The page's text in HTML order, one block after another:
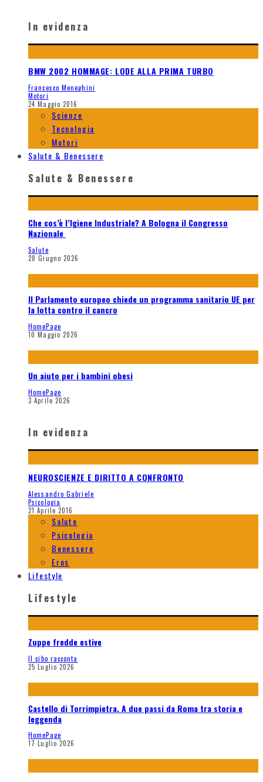
In evidenza
BMW 2002 HOMMAGE: LODE ALLA PRIMA TURBO
Francesco Meneghini
Motori
24 Maggio 2016
Scienze
Tecnologia
Motori
Salute & Benessere
Salute & Benessere
Che cos’è l’Igiene Industriale? A Bologna il Congresso
Nazionale
Salute
28 Giugno 2026
Il Parlamento europeo chiede un programma sanitario UE per
la lotta contro il cancro
HomePage
10 Maggio 2026
Un aiuto per i bambini obesi
HomePage
3 Aprile 2026
In evidenza
NEUROSCIENZE E DIRITTO A CONFRONTO
Alessandro Gabriele
Psicologia
21 Aprile 2016
Salute
Psicologia
Benessere
Eros
Lifestyle
Lifestyle
Zuppe fredde estive
Il cibo racconta
25 Luglio 2026
Castello di Torrimpietra. A due passi da Roma tra storia e
leggenda
HomePage
17 Luglio 2026